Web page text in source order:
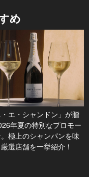
め
・エ・シャンドン」が贈
年夏の特別なプロモー
極上のシャンパンを味
選店舗を一挙紹介！